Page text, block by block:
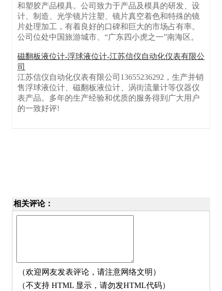
和塑胶产品模具。公司致力于产品及模具的研发、设
计、制造、光学镜片注塑、镜片真空着色和特殊的镜
片处理加工，有着良好的口碑和巨大的市场占有率。
公司位处中国旅游城市、“广东四小虎之一”南海区。
磁翻板液位计-浮球液位计-江苏信仪自动化仪表有限公
司
江苏信仪自动化仪表有限公司13655236292，生产并销
售浮球液位计、磁翻板液位计、涡街流量计等仪器仪
表产品。多年的生产经验和优质的服务得到广大用户
的一致好评!
相关评论：
（欢迎网友发表评论，请注意网络文明）
（不支持 HTML 显示，请勿发HTML代码）